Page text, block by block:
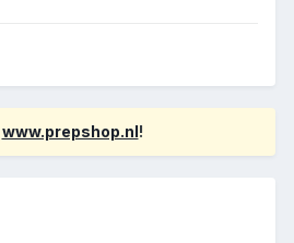
www.prepshop.nl!